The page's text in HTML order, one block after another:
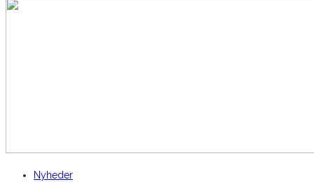
Nyheder